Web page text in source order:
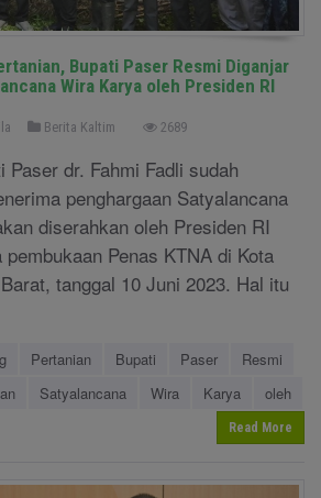
Bupati Paser Resmi Diganjar
Wira Karya oleh Presiden RI
Berita Kaltim 2689
Paser dr. Fahmi Fadli sudah
penghargaan Satyalancana
diserahkan oleh Presiden RI
Penas KTNA di Kota
tanggal 10 Juni 2023. Hal itu
Pertanian Bupati Paser
Resmi
Satyalancana Wira Karya
oleh
Read More